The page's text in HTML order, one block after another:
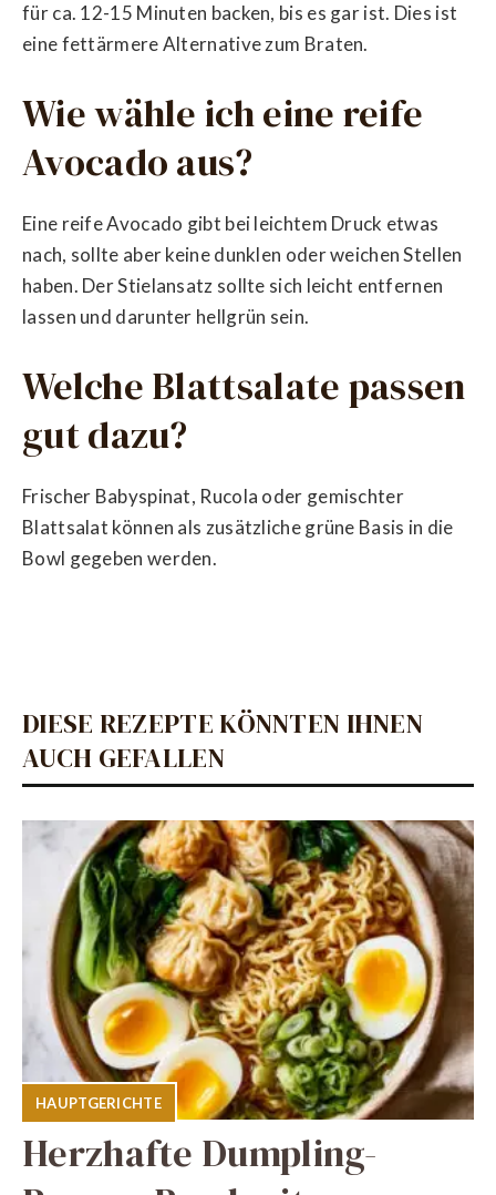
für ca. 12-15 Minuten backen, bis es gar ist. Dies ist
eine fettärmere Alternative zum Braten.
Wie wähle ich eine reife
Avocado aus?
Eine reife Avocado gibt bei leichtem Druck etwas
nach, sollte aber keine dunklen oder weichen Stellen
haben. Der Stielansatz sollte sich leicht entfernen
lassen und darunter hellgrün sein.
Welche Blattsalate passen
gut dazu?
Frischer Babyspinat, Rucola oder gemischter
Blattsalat können als zusätzliche grüne Basis in die
Bowl gegeben werden.
DIESE REZEPTE KÖNNTEN IHNEN
AUCH GEFALLEN
HAUPTGERICHTE
Herzhafte Dumpling-